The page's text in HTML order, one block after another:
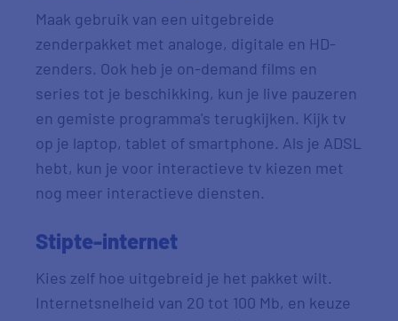
Maak gebruik van een uitgebreide
zenderpakket met analoge, digitale en HD-
zenders. Ook heb je on-demand films en
series tot je beschikking, kun je live pauzeren
en gemiste programma's terugkijken. Kijk tv
op je laptop, tablet of smartphone. Als je ADSL
hebt, kun je voor interactieve tv kiezen met
nog meer interactieve diensten.
Stipte-internet
Kies zelf hoe uitgebreid je het pakket wilt.
Internetsnelheid van 20 tot 100 Mb, en keuze